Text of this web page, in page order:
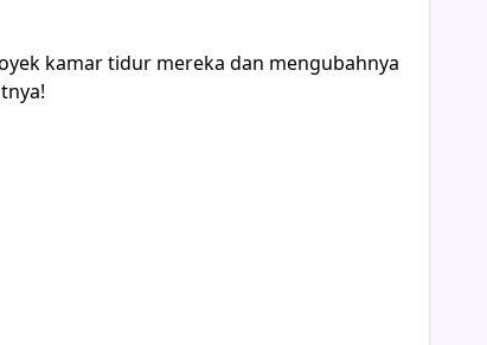
kamar tidur mereka dan mengubahnya